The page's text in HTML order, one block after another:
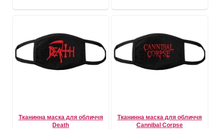
Тканинна маска для обличчя
Death
Тканинна маска для обличчя
Cannibal Corpse